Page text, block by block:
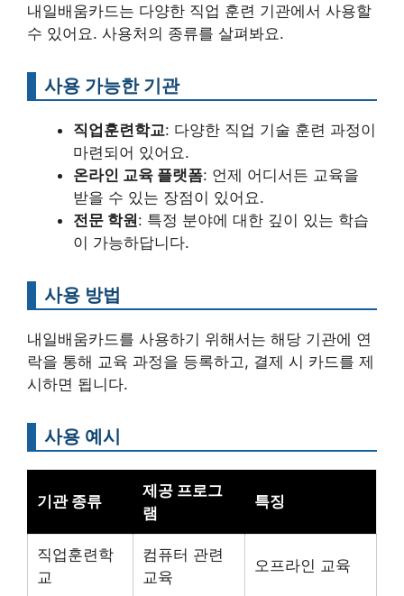
내일배움카드는 다양한 직업 훈련 기관에서 사용할
수 있어요. 사용처의 종류를 살펴봐요.
사용 가능한 기관
직업훈련학교: 다양한 직업 기술 훈련 과정이
마련되어 있어요.
온라인 교육 플랫폼: 언제 어디서든 교육을
받을 수 있는 장점이 있어요.
전문 학원: 특정 분야에 대한 깊이 있는 학습
이 가능하답니다.
사용 방법
내일배움카드를 사용하기 위해서는 해당 기관에 연
락을 통해 교육 과정을 등록하고, 결제 시 카드를 제
시하면 됩니다.
사용 예시
기관 종류
제공 프로그
램
특징
직업훈련학
교
컴퓨터 관련
교육
오프라인 교육